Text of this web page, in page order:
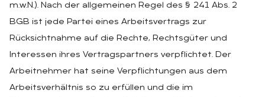
m.w.N.). Nach der allgemeinen Regel des § 241 Abs. 2
BGB ist jede Partei eines Arbeitsvertrags zur
Rücksichtnahme auf die Rechte, Rechtsgüter und
Interessen ihres Vertragspartners verpflichtet. Der
Arbeitnehmer hat seine Verpflichtungen aus dem
Arbeitsverhältnis so zu erfüllen und die im